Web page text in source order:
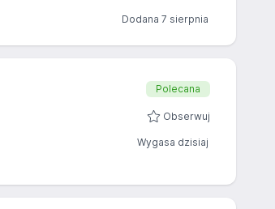
Dodana 7 sierpnia
Polecana
Obserwuj
Wygasa dzisiaj